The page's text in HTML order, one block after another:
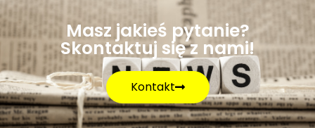
Masz jakieś pytanie?
Skontaktuj się z nami!
Kontakt